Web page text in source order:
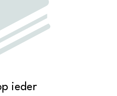
ieder